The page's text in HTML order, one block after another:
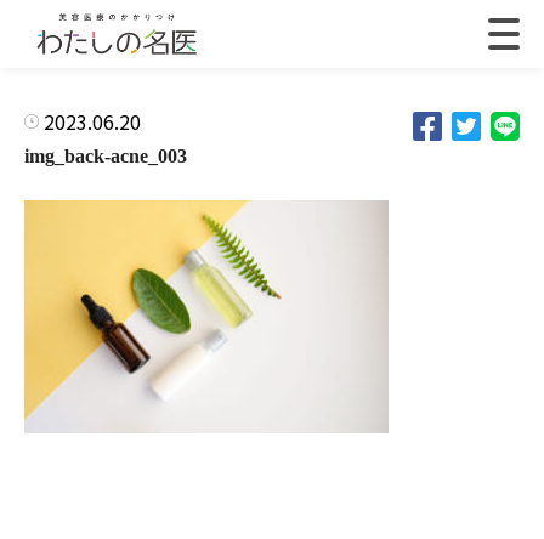
2023.06.20
img_back-acne_003